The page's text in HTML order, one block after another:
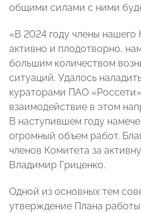
общими силами с ними
«В 2024 году члены
активно и плодотворно,
большим количеством
ситуаций. Удалось
кураторами ПАО
взаимодействие в этом
В наступившем году
огромный объем работ.
членов Комитета за
Владимир Гриценко.
Одной из основных тем
утверждение Плана